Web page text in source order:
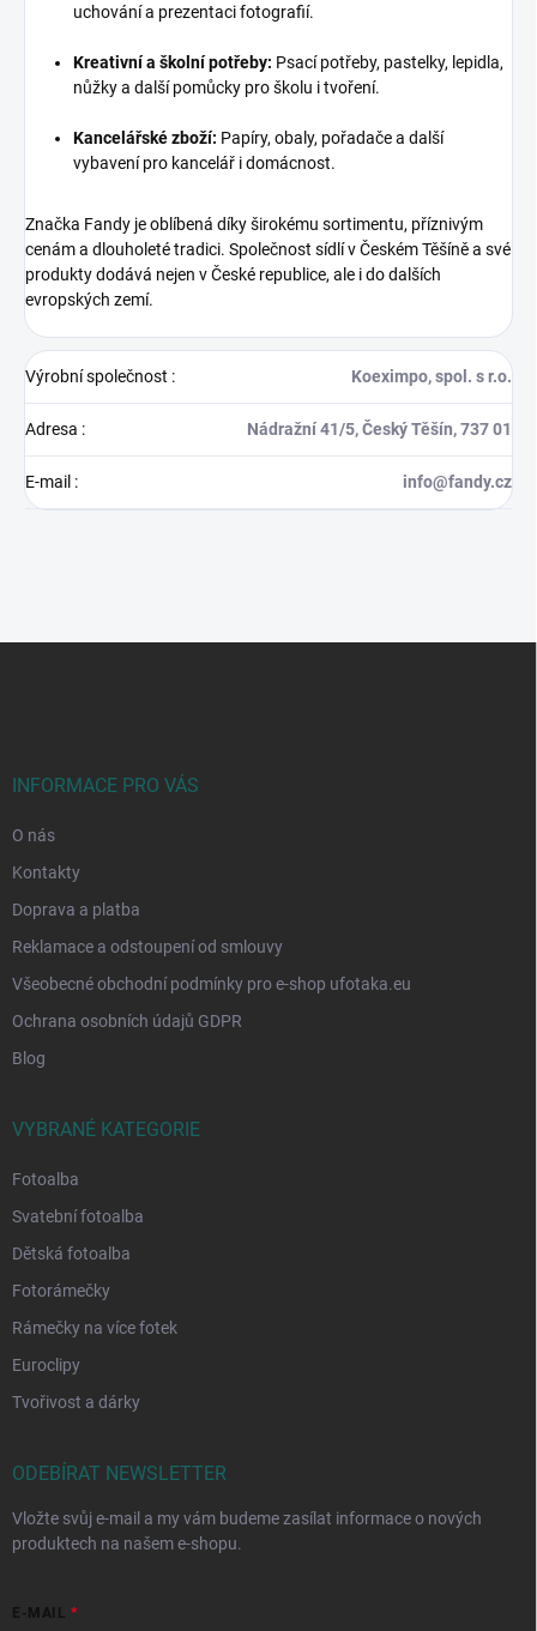
uchování a prezentaci fotografií.
Kreativní a školní potřeby: Psací potřeby, pastelky, lepidla,
nůžky a další pomůcky pro školu i tvoření.
Kancelářské zboží: Papíry, obaly, pořadače a další
vybavení pro kancelář i domácnost.
Značka Fandy je oblíbená díky širokému sortimentu, příznivým
cenám a dlouholeté tradici. Společnost sídlí v Českém Těšíně a své
produkty dodává nejen v České republice, ale i do dalších
evropských zemí.
Výrobní společnost : Koeximpo, spol. s r.o.
Adresa : Nádražní 41/5, Český Těšín, 737 01
E-mail : info@fandy.cz
INFORMACE PRO VÁS
O nás
Kontakty
Doprava a platba
Reklamace a odstoupení od smlouvy
Všeobecné obchodní podmínky pro e-shop ufotaka.eu
Ochrana osobních údajů GDPR
Blog
VYBRANÉ KATEGORIE
Fotoalba
Svatební fotoalba
Dětská fotoalba
Fotorámečky
Rámečky na více fotek
Euroclipy
Tvořivost a dárky
ODEBÍRAT NEWSLETTER
Vložte svůj e-mail a my vám budeme zasílat informace o nových
produktech na našem e-shopu.
E-MAIL